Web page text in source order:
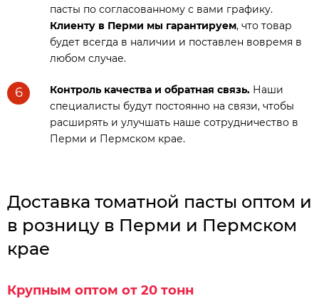
пасты по согласованному с вами графику.
Клиенту в Перми мы гарантируем, что товар
будет всегда в наличии и поставлен вовремя в
любом случае.
6 Контроль качества и обратная связь. Наши
специалисты будут постоянно на связи, чтобы
расширять и улучшать наше сотрудничество в
Перми и Пермском крае.
Доставка томатной пасты оптом и
в розницу в Перми и Пермском
крае
Крупным оптом от 20 тонн